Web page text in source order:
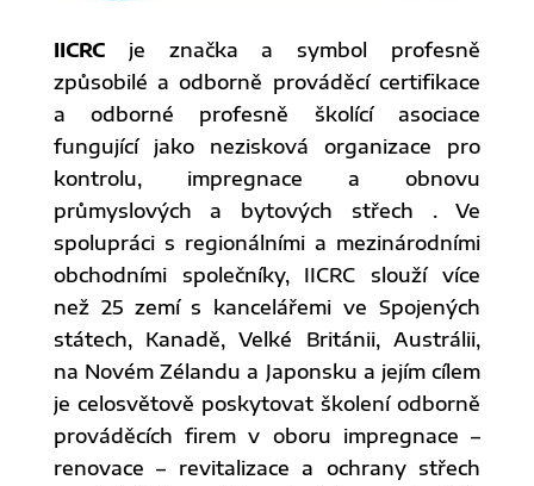
IICRCje značka a symbol profesně
způsobilé a odborně prováděcí certifikace
a odborné profesně školící asociace
fungující jako nezisková organizace pro
kontrolu, impregnace a obnovu
průmyslových a bytových střech . Ve
spolupráci s regionálními a mezinárodními
obchodními společníky, IICRC slouží více
než 25 zemí s kancelářemi ve Spojených
státech, Kanadě, Velké Británii, Austrálii,
na Novém Zélandu a Japonsku a jejím cílem
je celosvětově poskytovat školení odborně
prováděcích firem v oboru impregnace –
renovace – revitalizace a ochrany střech